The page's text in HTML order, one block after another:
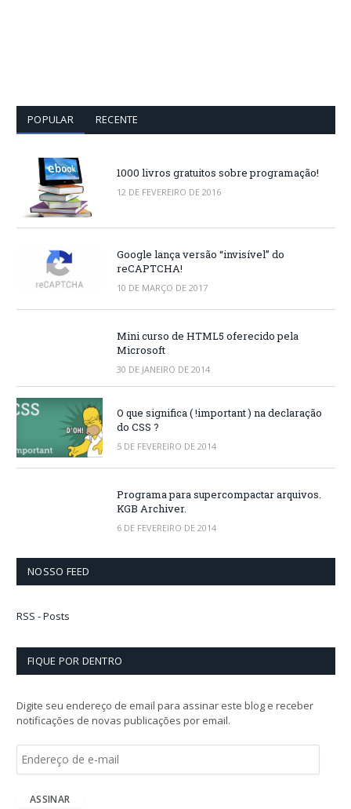
POPULAR RECENTE
1000 livros gratuitos sobre programação!
12 DE FEVEREIRO DE 2016
Google lança versão “invisível” do
reCAPTCHA!
10 DE MARÇO DE 2017
Mini curso de HTML5 oferecido pela
Microsoft
30 DE JANEIRO DE 2014
O que significa ( !important ) na declaração
do CSS ?
5 DE FEVEREIRO DE 2014
Programa para supercompactar arquivos.
KGB Archiver.
6 DE FEVEREIRO DE 2014
NOSSO FEED
RSS - Posts
FIQUE POR DENTRO
Digite seu endereço de email para assinar este blog e receber
notificações de novas publicações por email.
ASSINAR